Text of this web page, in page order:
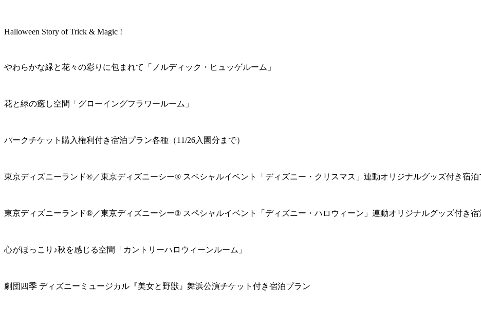
Halloween Story of Trick & Magic !
やわらかな緑と花々の彩りに包まれて「ノルディック・ヒュッゲルーム」
花と緑の癒し空間「グローイングフラワールーム」
パークチケット購入権利付き宿泊プラン各種（11/26入園分まで）
東京ディズニーランド®／東京ディズニーシー® スペシャルイベント「ディズニー・クリスマス」連動オリジナルグッズ付き宿泊
東京ディズニーランド®／東京ディズニーシー® スペシャルイベント「ディズニー・ハロウィーン」連動オリジナルグッズ付き宿
心がほっこり♪秋を感じる空間「カントリーハロウィーンルーム」
劇団四季 ディズニーミュージカル『美女と野獣』舞浜公演チケット付き宿泊プラン